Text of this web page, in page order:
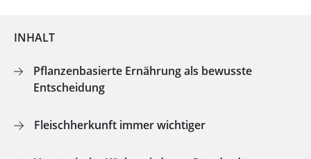
INHALT
Pflanzenbasierte Ernährung als bewusste
Entscheidung
Fleischherkunft immer wichtiger